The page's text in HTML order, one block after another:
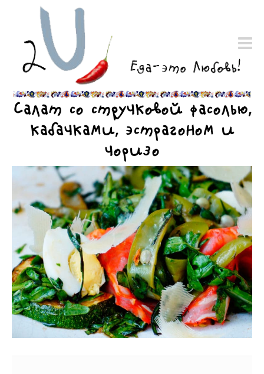
Салат со стручковой фасолью,
кабачками, эстрагоном и
чоризо